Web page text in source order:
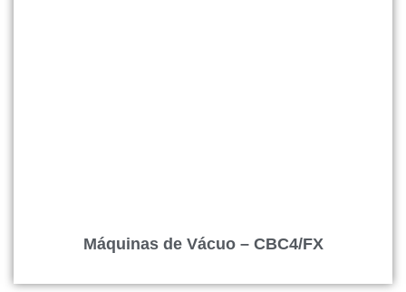
Máquinas de Vácuo – CBC4/FX